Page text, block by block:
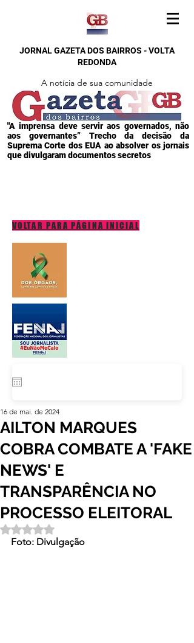
JORNAL GAZETA DOS BAIRROS - VOLTA
REDONDA
A notícia de sua comunidade
"A imprensa deve servir aos governados, não
aos governantes” Trecho da decisão da
Suprema Corte dos EUA ao absolver os jornais
que divulgaram documentos secretos
VOLTAR PARA PÁGINA INICIAL
AILTON MARQUES
COBRA COMBATE A 'FAKE
NEWS' E
TRANSPARÊNCIA NO
PROCESSO ELEITORAL
16 de mai. de 2024
Avaliado com NaN de 5 estrelas.
Foto: Divulgação